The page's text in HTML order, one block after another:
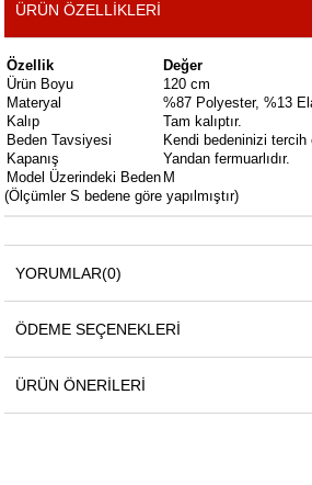
ÜRÜN ÖZELLIKLERI
Özellik
Değer
Ürün Boyu
120 cm
Materyal
%87 Polyester, %13
Kalıp
Tam kalıptır.
Beden Tavsiyesi
Kendi bedeninizi tercih
Kapanış
Yandan fermuarlıdır.
Model Üzerindeki Beden M
(Ölçümler S bedene göre yapılmıştır)
YORUMLAR(0)
ÖDEME SEÇENEKLERI
ÜRÜN ÖNERILERI